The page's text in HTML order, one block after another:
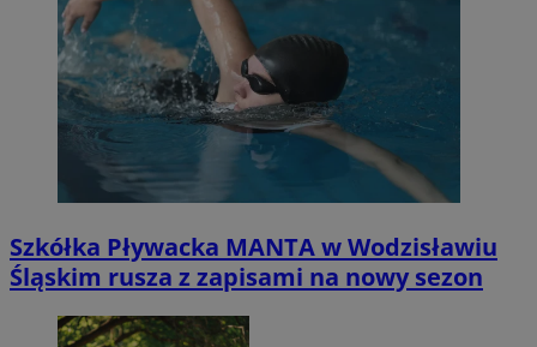
Szkółka Pływacka MANTA w Wodzisławiu
Śląskim rusza z zapisami na nowy sezon